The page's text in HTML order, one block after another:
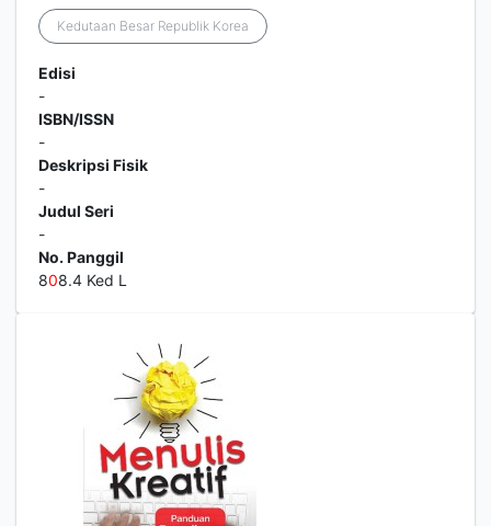
Kedutaan Besar Republik Korea
Edisi
-
ISBN/ISSN
-
Deskripsi Fisik
-
Judul Seri
-
No. Panggil
808.4 Ked L